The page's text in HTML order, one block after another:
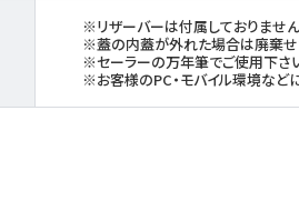
※リザーバーは付属しておりません
※蓋の内蓋が外れた場合は廃棄せ
※セーラーの万年筆でご使用下さ
※お客様のPC・モバイル環境など